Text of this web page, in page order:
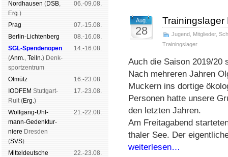
Nord­hau­sen (DSB,
Erg.)
06.-09.08.
Prag
07.-15.08.
Berlin-Lich­ten­berg
08.-16.08.
SGL-Spenden­open
(Anm., Teiln.) Denk­
sport­zen­trum
14.-16.08.
Ol­mütz
16.-23.08.
IODFEM Stutt­gart-
Ruit (Erg.)
17.-23.08.
Wolf­gang-Uhl­
mann-Ge­denk­tur­
niere Dres­den
(SVS)
21.-22.08.
Mit­tel­deu­tsche 22.-23.08.
Aug.
28 Jugend Mitglieder,
Trainingslager
Auch die Saison 2019/20
Nach mehreren Jahren
Muckern ins dortige
Personen hatte unsere
den letzten Jahren.
Am Freitagabend
thaler See. Der
weiterlesen…